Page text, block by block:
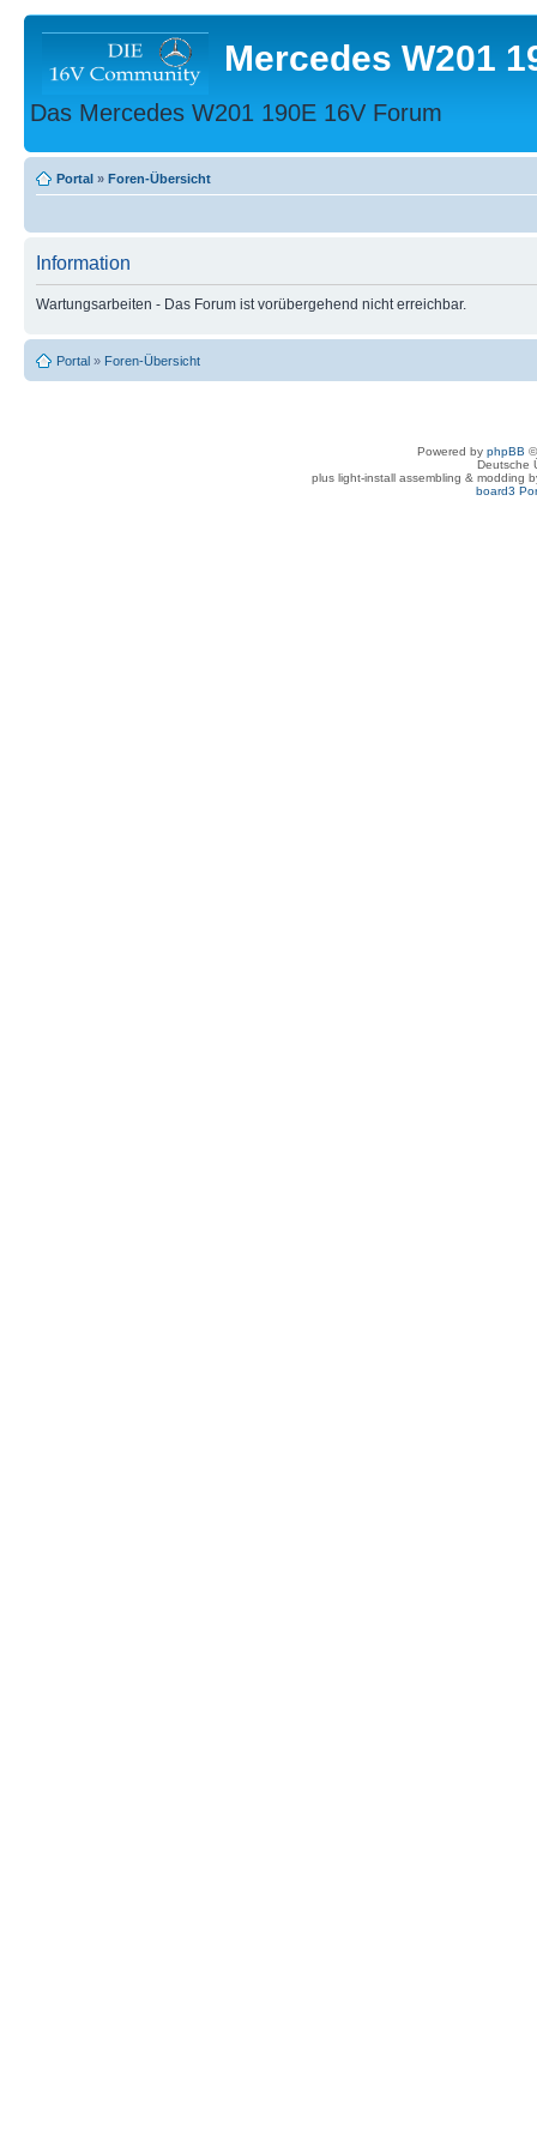
Mercedes W201
Das Mercedes W201 190E 16V Forum
Portal » Foren-Übersicht
Information
Wartungsarbeiten - Das Forum ist vorübergehend nicht erreichbar.
Portal » Foren-Übersicht
Powered by phpBB
Deutsche
plus light-install assembling & modding
board3